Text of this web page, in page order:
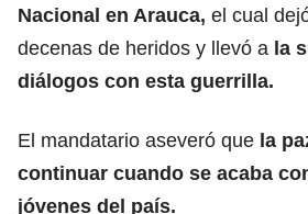
Nacional en Arauca, el cual
decenas de heridos y llevó a la
diálogos con esta guerrilla.
El mandatario aseveró que la
continuar cuando se acaba
jóvenes del país.